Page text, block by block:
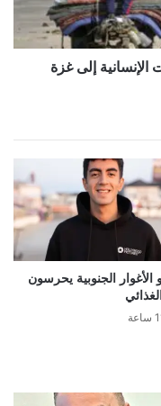
إلى غزة
الأغوار الجنوبية يحرسون